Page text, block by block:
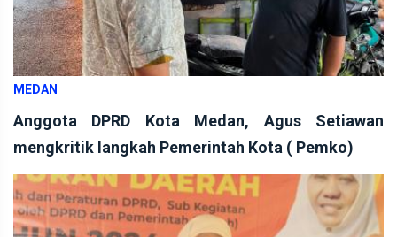
MEDAN
Anggota DPRD Kota Medan, Agus Setiawan
mengkritik langkah Pemerintah Kota ( Pemko)